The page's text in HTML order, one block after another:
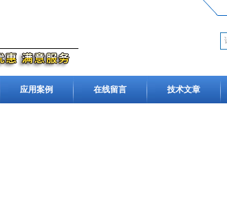
应用案例 在线留言 技术文章